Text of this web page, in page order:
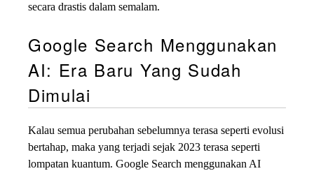
secara drastis dalam semalam.
Google Search Menggunakan
AI: Era Baru Yang Sudah
Dimulai
Kalau semua perubahan sebelumnya terasa seperti evolusi
bertahap, maka yang terjadi sejak 2023 terasa seperti
lompatan kuantum. Google Search menggunakan AI